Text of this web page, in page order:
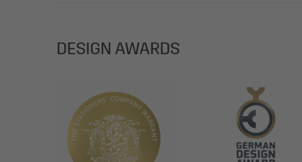
DESIGN AWARDS